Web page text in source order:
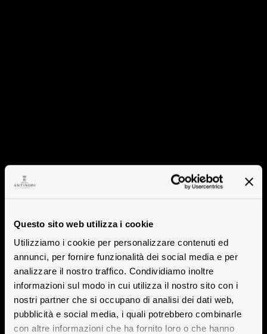
Questo sito web utilizza i cookie
Utilizziamo i cookie per personalizzare contenuti ed
annunci, per fornire funzionalità dei social media e per
analizzare il nostro traffico. Condividiamo inoltre
informazioni sul modo in cui utilizza il nostro sito con i
nostri partner che si occupano di analisi dei dati web,
pubblicità e social media, i quali potrebbero combinarle
con altre informazioni che ha fornito loro o che hanno